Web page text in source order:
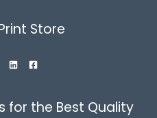
Store
for the Best Quality